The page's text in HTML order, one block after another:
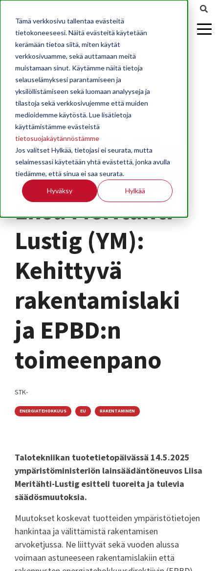
Tämä verkkosivu tallentaa evästeitä
tietokoneeseesi. Näitä evästeitä käytetään
kerämään tietoa siitä, miten käytät
verkkosivuamme, sekä auttamaan meitä
muistamaan sinut. Käytämme näitä tietoja
selauselämyksesi parantamiseen ja
yksilöllistämiseen sekä luomaan analyyseja ja
tilastoja sekä verkkosivujemme että muiden
medioidemme käytöstä. Lue lisätietoja
käyttämistämme evästeistä
tietosuojakäytännöstämme
Jos valitset Hylkää, tietojasi ei seurata, mutta
selaimessasi käytetään yhtä evästettä, jonka avulla
tiedämme, että sinua ei saa seurata.
Hyväksy Hylkää
Liisa Meritähti-
Lustig (YM):
Kehittyvä
rakentamislaki
ja EPBD:n
toimeenpano
STK-
ENERGIATEHOKKUUS EU RAKENTAMINEN
Talotekniikan tuotetietopäivässä 14.5.2025
ympäristöministeriön lainsäädäntöneuvos Liisa
Meritähti-Lustig esitteli tuoreita ja tulevia
säädösmuutoksia.
Muutokset koskevat tuotteiden ympäristötietojen
hankintaa ja välittämistä rakentamisen
arvoketjussa. Ne liittyvät sekä vuoden alussa
voimaan astuneeseen rakentamislakiin että